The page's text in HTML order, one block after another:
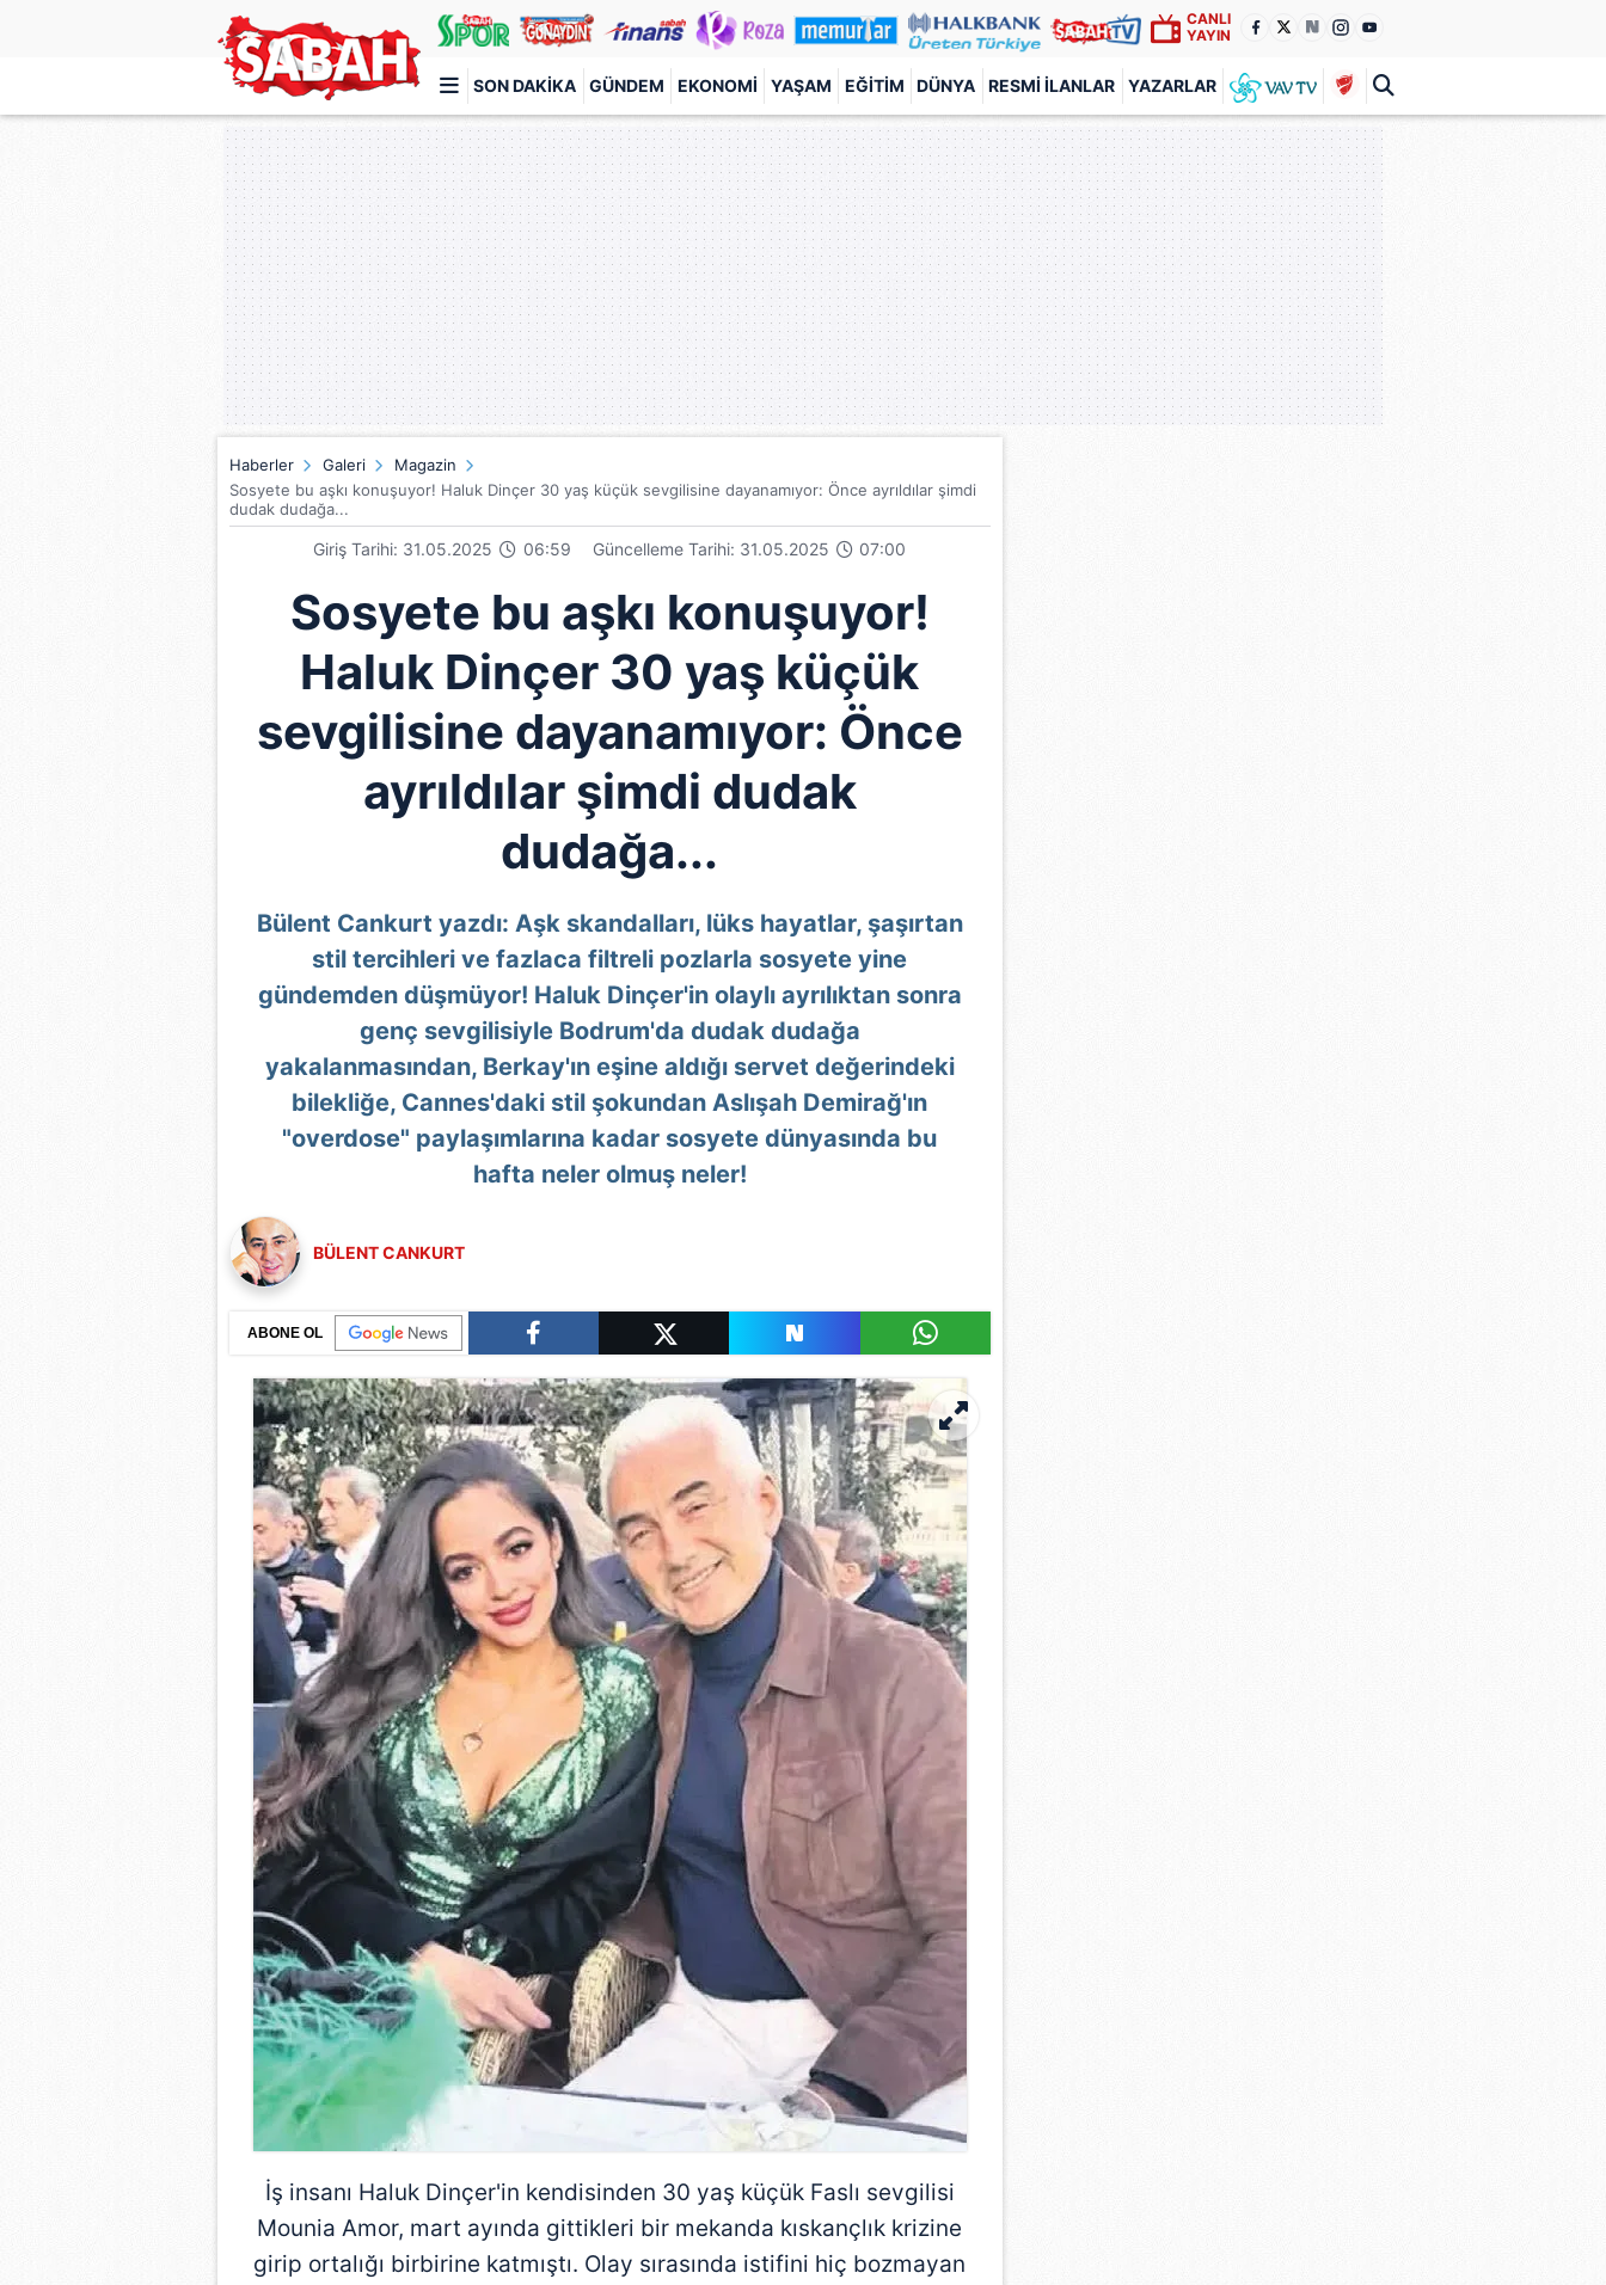
CANLI
YAYIN
SON DAKIKA GÜNDEM EKONOMI YAŞAM EĞITIM DÜNYA RESMI İLANLAR YAZARLAR
Türkiye'nin en iyi haber sitesi
Haberler Galeri
Magazin
Sosyete bu aşkı konuşuyor! Haluk Dinçer 30 yaş küçük sevgilisine dayanamıyor: Önce ayrıldılar şimdi
dudak dudağa...
Giriş Tarihi: 31.05.2025 06:59 Güncelleme Tarihi: 31.05.2025 07:00
Sosyete bu aşkı konuşuyor!
Haluk Dinçer 30 yaş küçük
sevgilisine dayanamıyor: Önce
ayrıldılar şimdi dudak
dudağa...
Bülent Cankurt yazdı: Aşk skandalları, lüks hayatlar, şaşırtan
stil tercihleri ve fazlaca filtreli pozlarla sosyete yine
gündemden düşmüyor! Haluk Dinçer'in olaylı ayrılıktan sonra
genç sevgilisiyle Bodrum'da dudak dudağa
yakalanmasından, Berkay'ın eşine aldığı servet değerindeki
bilekliğe, Cannes'daki stil şokundan Aslışah Demirağ'ın
"overdose" paylaşımlarına kadar sosyete dünyasında bu
hafta neler olmuş neler!
BÜLENT CANKURT
ABONE OL
İş insanı Haluk Dinçer'in kendisinden 30 yaş küçük Faslı sevgilisi
Mounia Amor, mart ayında gittikleri bir mekanda kıskançlık krizine
girip ortalığı birbirine katmıştı. Olay sırasında istifini hiç bozmayan